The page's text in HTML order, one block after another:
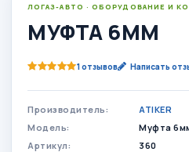
ЛОГАЗ-АВТО · ОБОРУДОВАНИЕ И
МУФТА 6ММ
1 отзывов Написать
Производитель:
ATIKER
Модель:
Муфта
Артикул:
360